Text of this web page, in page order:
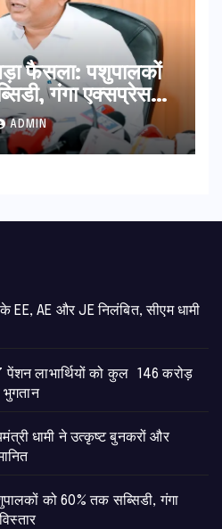
फैसला: पशुपालकों
गंगा एक्सप्रेसवे
विस्तार
ADMIN
EE, AE और JE निलंबित, सीएम धामी
लाभार्थियों को कुल 146 करोड़
भुगतान
धामी ने उत्कृष्ट बुनकरों और
को 60% तक सब्सिडी, गंगा